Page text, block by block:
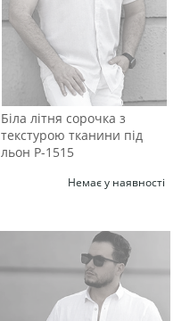
Біла літня сорочка з
текстурою тканини під
льон Р-1515
Немає у наявності